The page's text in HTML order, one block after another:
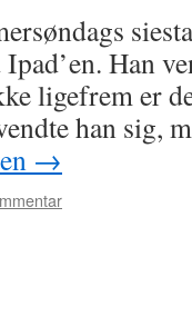
Han
ligefrem er
han sig,
→